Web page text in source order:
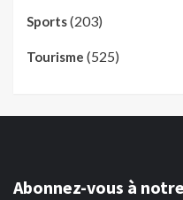
Sports(203)
Tourisme (525)
Abonnez-vous à